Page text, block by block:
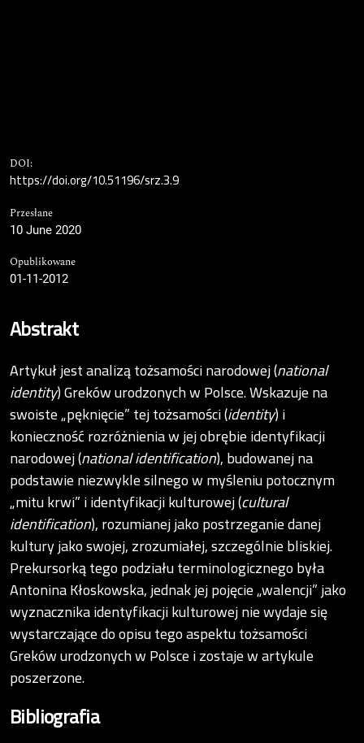
DOI:
https://doi.org/10.51196/srz.3.9
Przesłane
10 June 2020
Opublikowane
01-11-2012
Abstrakt
Artykuł jest analizą tożsamości narodowej (national
identity) Greków urodzonych w Polsce. Wskazuje na
swoiste „pęknięcie” tej tożsamości (identity) i
konieczność rozróżnienia w jej obrębie identyfikacji
narodowej (national identification), budowanej na
podstawie niezwykle silnego w myśleniu potocznym
„mitu krwi” i identyfikacji kulturowej (cultural
identification), rozumianej jako postrzeganie danej
kultury jako swojej, zrozumiałej, szczególnie bliskiej.
Prekursorką tego podziału terminologicznego była
Antonina Kłoskowska, jednak jej pojęcie „walencji” jako
wyznacznika identyfikacji kulturowej nie wydaje się
wystarczające do opisu tego aspektu tożsamości
Greków urodzonych w Polsce i zostaje w artykule
poszerzone.
Bibliografia